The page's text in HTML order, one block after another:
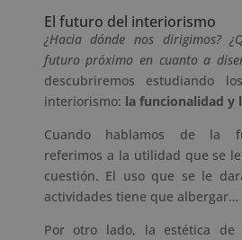
El futuro del interiorismo
¿Hacia dónde nos dirigimos?
futuro próximo en cuanto a
descubriremos estudiando
interiorismo: la funcionalidad y
Cuando hablamos de la
referimos a la utilidad que se
cuestión. El uso que se le
actividades tiene que albergar…
Por otro lado, la estética de